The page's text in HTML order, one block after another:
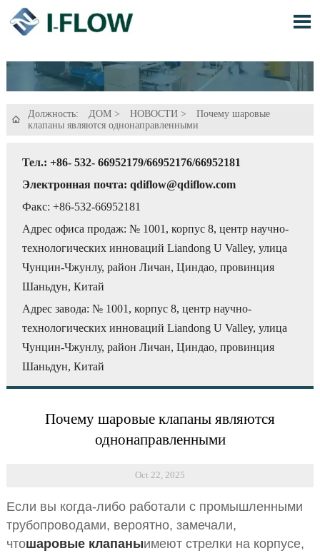


Должность: ДОМ> НОВОСТИ>
Почему шаровые
клапаны являются однонаправленными
Тел.: +86- 532- 66952179/66952176/66952181
Электронная почта: qdiflow@qdiflow.com
Факс: +86-532-66952181
Адрес офиса продаж: № 1001, корпус 8, центр научно-
технологических инноваций Liandong U Valley, улица
Чунцин-Чжунлу, район Личан, Циндао, провинция
Шаньдун, Китай
Адрес завода: № 1001, корпус 8, центр научно-
технологических инноваций Liandong U Valley, улица
Чунцин-Чжунлу, район Личан, Циндао, провинция
Шаньдун, Китай
Почему шаровые клапаны являются
однонаправленными
Oct 22, 2025
Если вы когда-либо работали с промышленными
трубопроводами, вероятно, замечали,
чтошаровые клапаныимеют стрелки на корпусе,